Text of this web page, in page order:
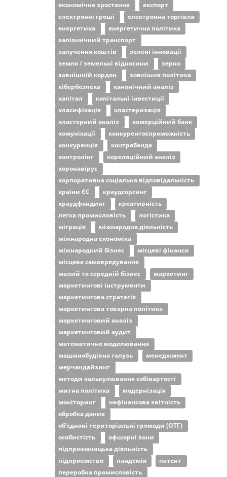
економічне зростання
експорт
електронні гроші
електронна торгівля
енергетика
енергетична політика
залізничний транспорт
залучення коштів
зелені інновації
земля / земельні відносини
зерно
зовнішній кордон
зовнішня політика
кібербезпека
канонічний аналіз
капітал
капітальні інвестиції
класифікація
кластеризація
кластерний аналіз
комерційний банк
комунікації
конкурентоспроможність
конкуренція
контрабанда
контролінг
кореляційний аналіз
коронавірус
корпоративна соціальна відповідальність
країни ЄС
краудсорсинг
краудфандинг
креативність
легка промисловість
логістика
міграція
міжнародна діяльність
міжнародна економіка
міжнародний бізнес
місцеві фінанси
місцеве самоврядування
малий та середній бізнес
маркетинг
маркетингові інструменти
маркетингова стратегія
маркетингова товарна політика
маркетинговий аналіз
маркетинговий аудит
математичне моделювання
машинобудівна галузь
менеджмент
мерчандайзинг
методи калькулювання собівартості
митна політика
модернізація
моніторинг
нефінансова звітність
обробка даних
об’єднані територіальні громади (ОТГ)
особистість
офшорні зони
підприємницька діяльність
підприємство
пандемія
патент
переробна промисловість